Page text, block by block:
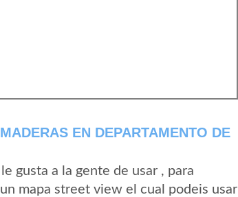
EN DEPARTAMENTO DE
gusta a la gente de usar , para
mapa street view el cual podeis usar